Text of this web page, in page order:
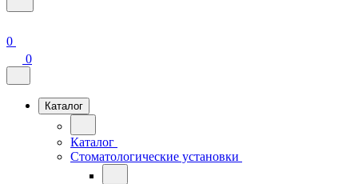
0
0
Каталог
Каталог
Стоматологические установки